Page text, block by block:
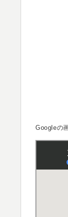
Googleの